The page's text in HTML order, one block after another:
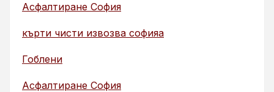
Асфалтиране София
кърти чисти извозва софияа
Гоблени
Асфалтиране София